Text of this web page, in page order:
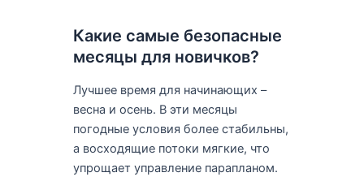
Какие самые безопасные
месяцы для новичков?
Лучшее время для начинающих –
весна и осень. В эти месяцы
погодные условия более стабильны,
а восходящие потоки мягкие, что
упрощает управление парапланом.